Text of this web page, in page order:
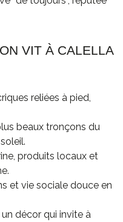
VIT À CALELLA
reliées à pied,
beaux tronçons du
produits locaux et
et vie sociale douce en
décor qui invite à